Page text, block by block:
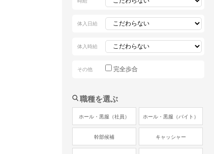
体入日給
体入時給
その他 完全歩合
職種を選ぶ
ホール・黒服（社員） ホール・黒服（バイト）
幹部候補 キャッシャー